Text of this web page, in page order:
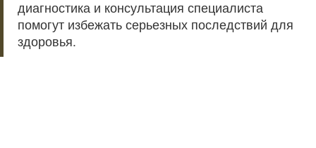
диагностика и консультация специалиста
помогут избежать серьезных последствий для
здоровья.